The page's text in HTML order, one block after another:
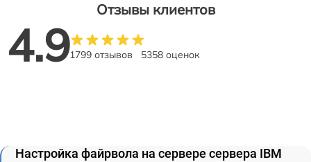
Отзывы клиентов
4.91799 отзывов 5358 оценок
Настройка файрвола на сервере сервера IBM